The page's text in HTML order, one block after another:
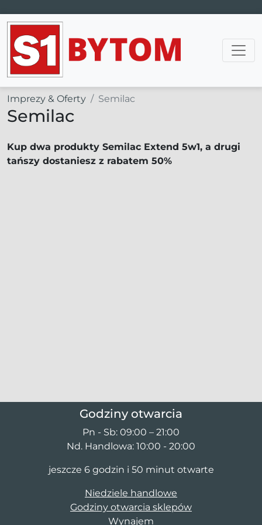
Main Navigation
Imprezy & Oferty Semilac
Semilac
Kup dwa produkty Semilac Extend 5w1, a drugi
tańszy dostaniesz z rabatem 50%
Godziny otwarcia
Pn - Sb: 09:00 – 21:00
Nd. Handlowa: 10:00 - 20:00
jeszcze 6 godzin i 50 minut otwarte
Niedziele handlowe
Godziny otwarcia sklepów
Wynajem